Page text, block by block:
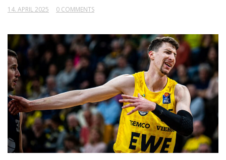
14. APRIL 2025 0 COMMENTS